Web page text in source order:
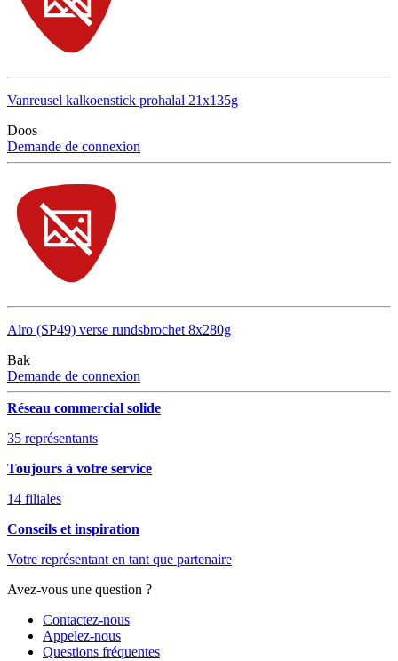
Vanreusel kalkoenstick prohalal 21x135g
Doos
Demande de connexion
Alro (SP49) verse rundsbrochet 8x280g
Bak
Demande de connexion
Réseau commercial solide
35 représentants
Toujours à votre service
14 filiales
Conseils et inspiration
Votre représentant en tant que partenaire
Avez-vous une question ?
Contactez-nous
Appelez-nous
Questions fréquentes